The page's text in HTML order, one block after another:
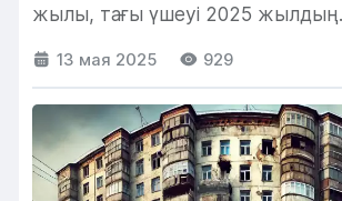
жылы, тағы үшеуі 2025
13 мая 2025 929